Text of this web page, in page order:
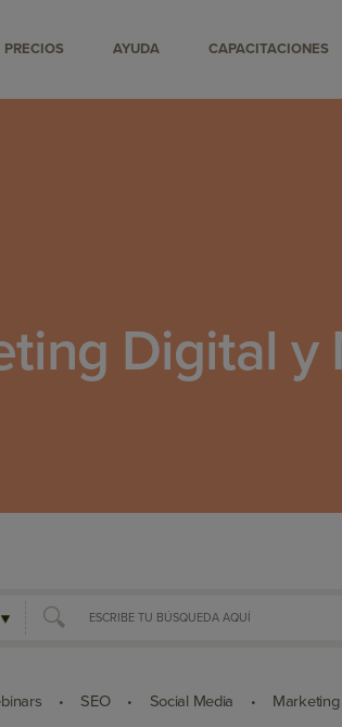
PRECIOS AYUDA CAPACITACIONES
Digital
• SEO • Social Media • Marketing